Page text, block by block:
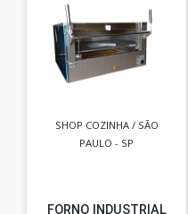
SHOP COZINHA / SÃO
PAULO - SP
FORNO INDUSTRIAL